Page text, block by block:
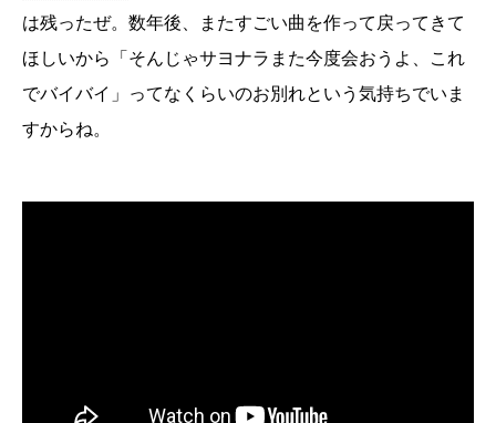
は残ったぜ。数年後、またすごい曲を作って戻ってきて
ほしいから「そんじゃサヨナラまた今度会おうよ、これ
でバイバイ」ってなくらいのお別れという気持ちでいま
すからね。